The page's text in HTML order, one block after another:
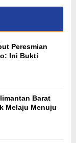
Peresmian
Ini Bukti
Barat
Melaju Menuju